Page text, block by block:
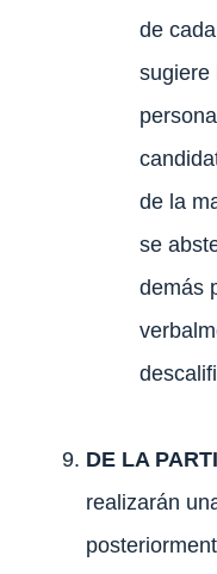
de
sugiere
de la
se
demás
DE LA
realizarán